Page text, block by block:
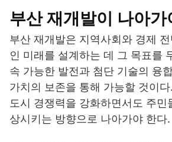
부산 재개발이 나아
부산 재개발은 지역사회와 경제
인 미래를 설계하는 데 그 목표를
속 가능한 발전과 첨단 기술의 융
가치의 보존을 통해 가능할 것이
도시 경쟁력을 강화하면서도 주민
상시키는 방향으로 나아가야 한다.